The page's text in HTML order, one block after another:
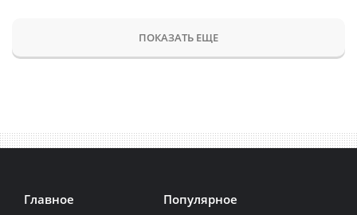
ПОКАЗАТЬ ЕЩЕ
Главное Популярное